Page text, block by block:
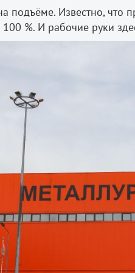
подъёме. Известно, что
%. И рабочие руки